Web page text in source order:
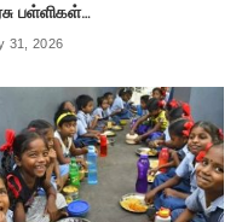
பள்ளிகள்…
31, 2026